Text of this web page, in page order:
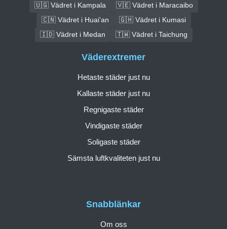
🇺🇬 Vädret i Kampala
🇻🇪 Vädret i Maracaibo
🇨🇳 Vädret i Huai'an
🇬🇭 Vädret i Kumasi
🇮🇩 Vädret i Medan
🇹🇼 Vädret i Taichung
Snabblänkar
Om oss
Väderextremer
Hetaste städer just nu
Kallaste städer just nu
Regnigaste städer
Vindigaste städer
Soligaste städer
Sämsta luftkvaliteten just nu